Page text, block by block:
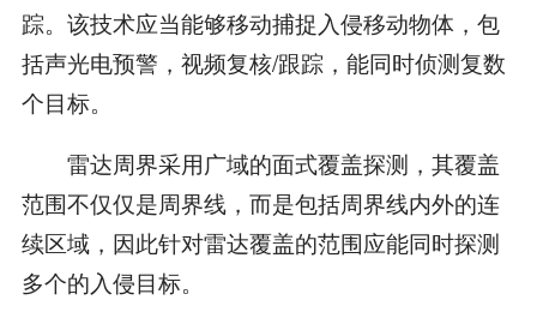
踪。该技术应当能够移动捕捉入侵移动物体，包
括声光电预警，视频复核/跟踪，能同时侦测复数
个目标。
雷达周界采用广域的面式覆盖探测，其覆盖
范围不仅仅是周界线，而是包括周界线内外的连
续区域，因此针对雷达覆盖的范围应能同时探测
多个的入侵目标。